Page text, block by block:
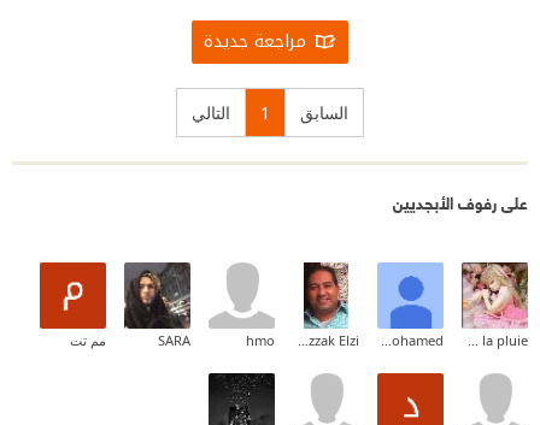
مراجعة جديدة
السابق 1 التالي
على رفوف الأبجديين
la fille de la pluie
Ahmed Mohamed
Abderrazzak Elzi
hmo
SARA مم تت